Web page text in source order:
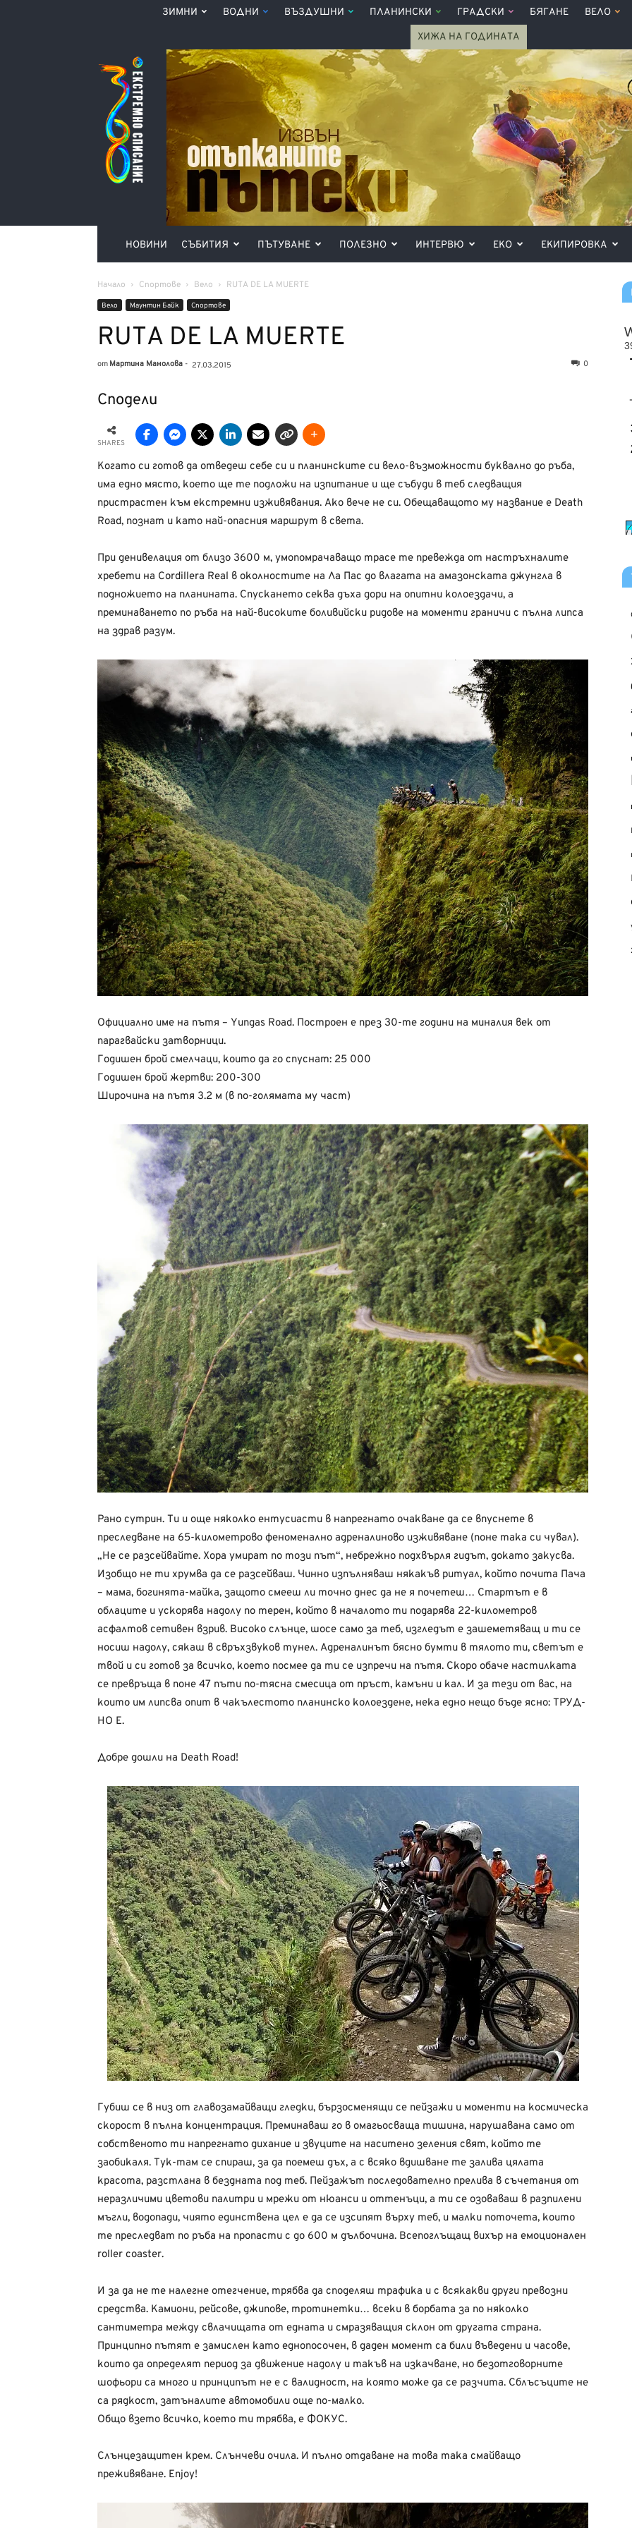
ЗИМНИ ВОДНИ ВЪЗДУШНИ ПЛАНИНСКИ ГРАДСКИ БЯГАНЕ ВЕЛО
ХИЖА НА ГОДИНАТА
Списание
360°
НОВИНИ СЪБИТИЯ ПЪТУВАНЕ ПОЛЕЗНО ИНТЕРВЮ ЕКО ЕКИПИРОВКА
Начало Спортове Вело RUTA DE LA MUERTE
Вело Маунтин Байк Спортове
RUTA DE LA MUERTE
от Мартина Манолова - 27.03.2015 0
Сподели
SHARES
Когато си готов да отведеш себе си и планинските си вело-възможности буквално до ръба,
има едно място, което ще те подложи на изпитание и ще събуди в теб следващия
пристрастен към екстремни изживявания. Ако вече не си. Обещаващото му название е Death
Road, познат и като най-опасния маршрут в света.
При денивелация от близо 3600 м, умопомрачаващо трасе те превежда от настръхналите
хребети на Cordillera Real в околностите на Ла Пас до влагата на амазонската джунгла в
подножието на планината. Спускането секва дъха дори на опитни колоездачи, а
преминаването по ръба на най-високите боливийски ридове на моменти граничи с пълна липса
на здрав разум.
Официално име на пътя – Yungas Road. Построен е през 30-те години на миналия век от
парагвайски затворници.
Годишен брой смелчаци, които да го спуснат: 25 000
Годишен брой жертви: 200-300
Широчина на пътя 3.2 м (в по-голямата му част)
Рано сутрин. Ти и още няколко ентусиасти в напрегнато очакване да се впуснете в
преследване на 65-километрово феноменално адреналиново изживяване (поне така си чувал).
„Не се разсейвайте. Хора умират по този път“, небрежно подхвърля гидът, докато закусва.
Изобщо не ти хрумва да се разсейваш. Чинно изпълняваш някакъв ритуал, който почита Пача
– мама, богинята-майка, защото смееш ли точно днес да не я почетеш… Стартът е в
облаците и ускорява надолу по терен, който в началото ти подарява 22-километров
асфалтов сетивен взрив. Високо слънце, шосе само за теб, изгледът е зашеметяващ и ти се
носиш надолу, сякаш в свръхзвуков тунел. Адреналинът бясно бумти в тялото ти, светът е
твой и си готов за всичко, което посмее да ти се изпречи на пътя. Скоро обаче настилката
се превръща в поне 47 пъти по-тясна смесица от пръст, камъни и кал. И за тези от вас, на
които им липсва опит в чакълестото планинско колоездене, нека едно нещо бъде ясно: ТРУД-
НО Е.
Добре дошли на Death Road!
Губиш се в низ от главозамайващи гледки, бързосменящи се пейзажи и моменти на космическа
скорост в пълна концентрация. Преминаваш го в омагьосваща тишина, нарушавана само от
собственото ти напрегнато дихание и звуците на наситено зеления свят, който те
заобикаля. Тук-там се спираш, за да поемеш дъх, а с всяко вдишване те залива цялата
красота, разстлана в бездната под теб. Пейзажът последователно прелива в съчетания от
неразличими цветови палитри и мрежи от нюанси и оттенъци, а ти се озоваваш в разпилени
мъгли, водопади, чиято единствена цел е да се изсипят върху теб, и малки поточета, които
те преследват по ръба на пропасти с до 600 м дълбочина. Всепоглъщащ вихър на емоционален
roller coaster.
И за да не те налегне отегчение, трябва да споделяш трафика и с всякакви други превозни
средства. Камиони, рейсове, джипове, тротинетки… всеки в борбата за по няколко
сантиметра между свлачищата от едната и смразяващия склон от другата страна.
Принципно пътят е замислен като еднопосочен, в даден момент са били въведени и часове,
които да определят период за движение надолу и такъв на изкачване, но безотговорните
шофьори са много и принципът не е с валидност, на която може да се разчита. Сблъсъците не
са рядкост, затъналите автомобили още по-малко.
Общо взето всичко, което ти трябва, е ФОКУС.
Слънцезащитен крем. Слънчеви очила. И пълно отдаване на това така смайващо
преживяване. Enjoy!